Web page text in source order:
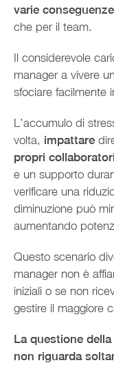
varie
che per il team.
Il considerevole
manager a vivere
sfociare facilmente
L’accumulo di
volta, impattare
propri collaboratori
e un supporto
verificare una
diminuzione può
aumentando
Questo scenario
manager non è
iniziali o se non
gestire il maggiore
La questione
non riguarda